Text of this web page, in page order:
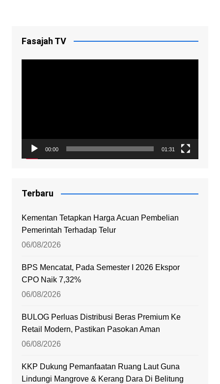
Fasajah TV
00:00 01:31
Terbaru
Kementan Tetapkan Harga Acuan Pembelian
Pemerintah Terhadap Telur
06/08/2026
BPS Mencatat, Pada Semester I 2026 Ekspor
CPO Naik 7,32%
06/08/2026
BULOG Perluas Distribusi Beras Premium Ke
Retail Modern, Pastikan Pasokan Aman
06/08/2026
KKP Dukung Pemanfaatan Ruang Laut Guna
Lindungi Mangrove & Kerang Dara Di Belitung